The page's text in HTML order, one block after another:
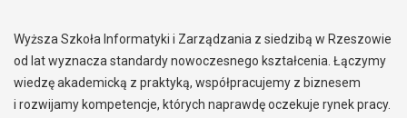
Wyższa Szkoła Informatyki i Zarządzania z siedzibą w Rzeszowie
od lat wyznacza standardy nowoczesnego kształcenia. Łączymy
wiedzę akademicką z praktyką, współpracujemy z biznesem
i rozwijamy kompetencje, których naprawdę oczekuje rynek pracy.